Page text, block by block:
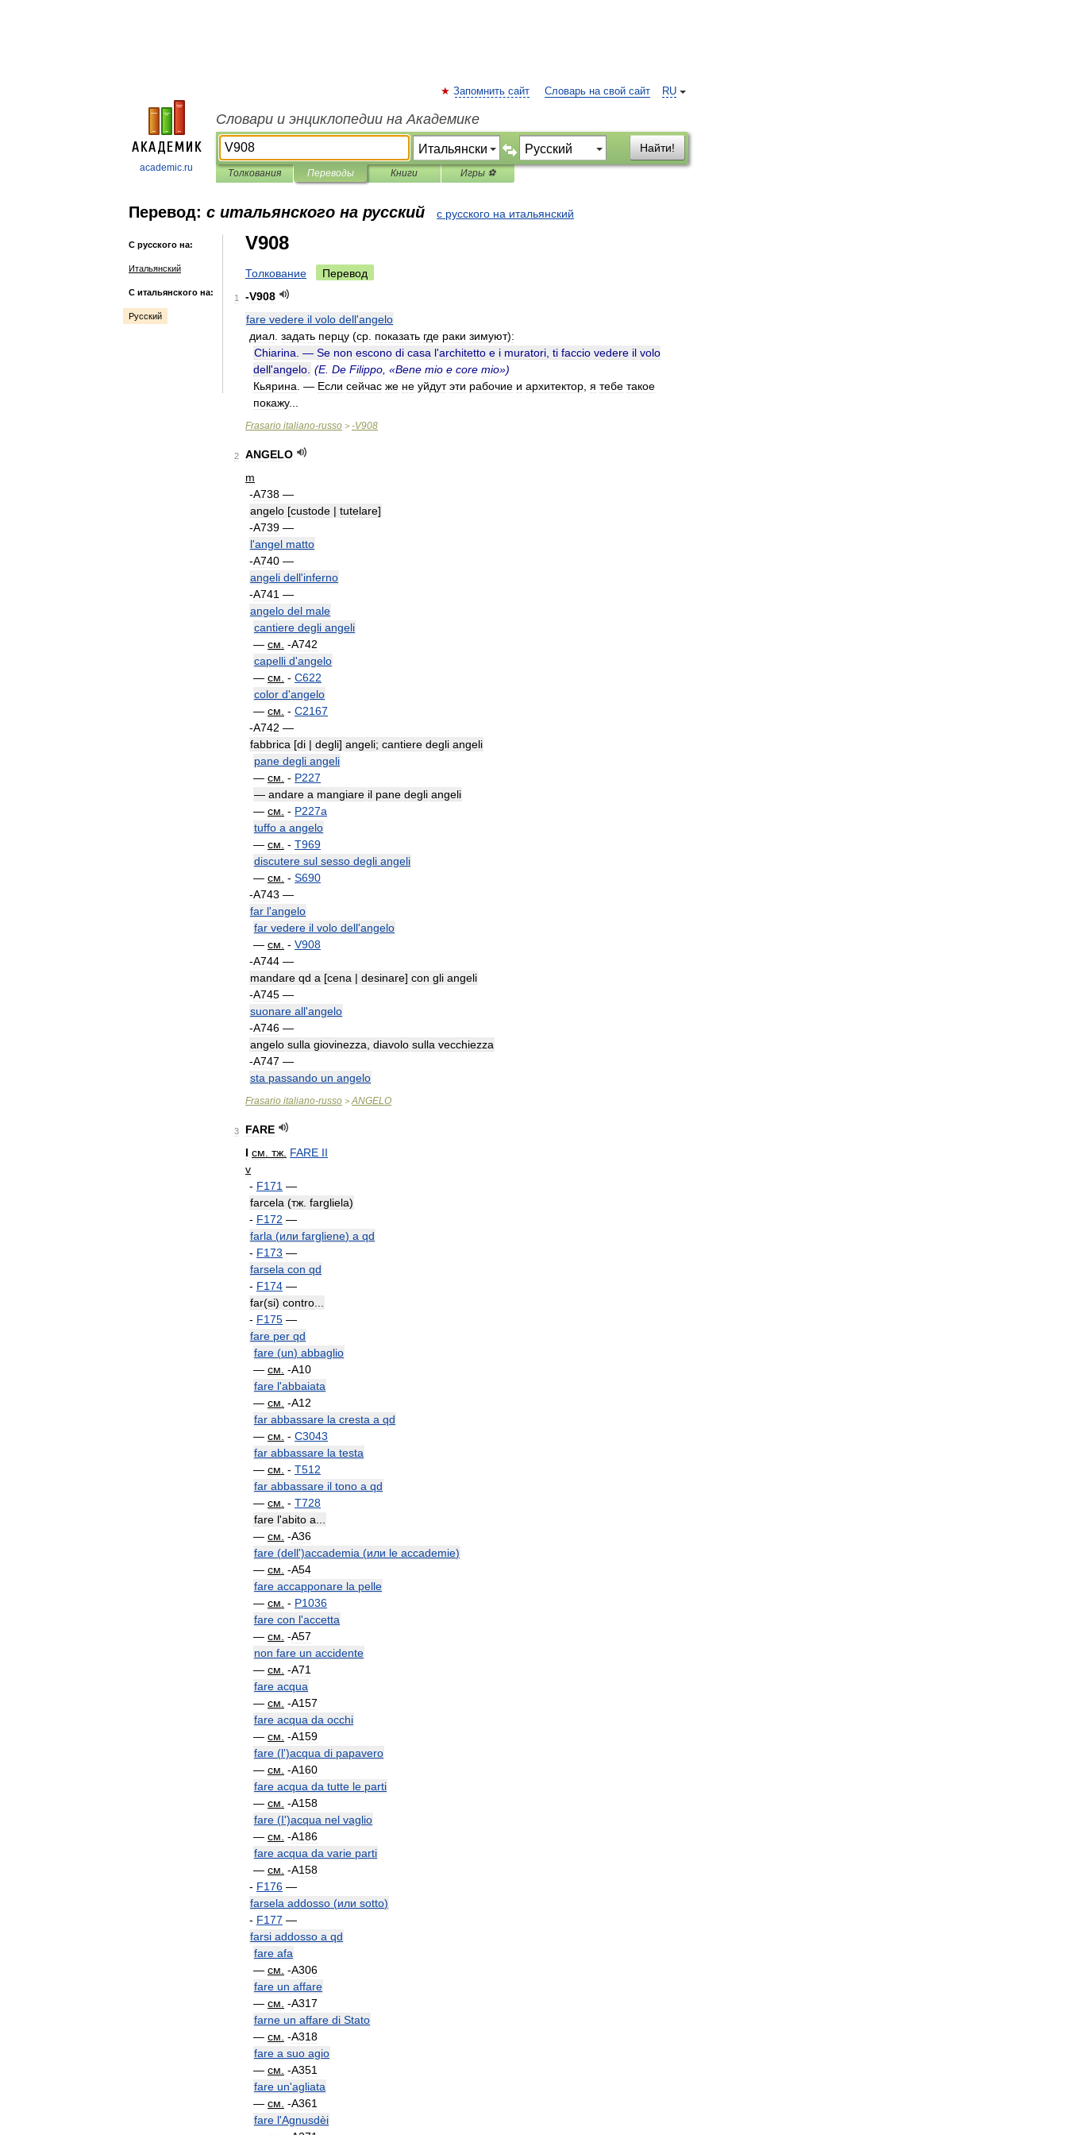
academic.ru
RU
Запомнить сайт Словарь на свой сайт
Словари и энциклопедии на Академике
Найти!
Толкования Переводы Книги Игры ⚽
Перевод: с итальянского на русский с русского на итальянский
С русского на:
Итальянский
С итальянского на:
Русский
V908
Толкование Перевод
1 -V908
fare vedere il volo dell'angelo
диал задать перцу (ср показать где раки зимуют):
Chiarina . — Se non escono di casa l'architetto e i muratori ti faccio vedere il volo
dell'angelo (E. De Filippo , «Bene mio e core mio»)
Кьярина . — Если сейчас же не уйдут эти рабочие и архитектор я тебе такое
покажу...
Frasario italiano-russo > -V908
2
ANGELO
m
-A738 —
angelo [custode | tutelare]
-A739 —
l'angel matto
-A740 —
angeli dell'inferno
-A741 —
angelo del male
cantiere degli angeli
— см -A742
capelli d'angelo
— см - C622
color d'angelo
— см - C2167
-A742 —
fabbrica [di | degli] angeli; cantiere degli angeli
pane degli angeli
— см - P227
— andare a mangiare il pane degli angeli
— см - P227a
tuffo a angelo
— см - T969
discutere sul sesso degli angeli
— см - S690
-A743 —
far l'angelo
far vedere il volo dell'angelo
— см - V908
-A744 —
mandare qd a [cena | desinare] con gli angeli
-A745 —
suonare all'angelo
-A746 —
angelo sulla giovinezza diavolo sulla vecchiezza
-A747 —
sta passando un angelo
Frasario italiano-russo > ANGELO
3
FARE
I см тж FARE II
v
- F171 —
farcela (тж fargliela)
- F172 —
farla (или fargliene) a qd
- F173 —
farsela con qd
- F174 —
far(si) contro
- F175 —
fare per qd
fare (un) abbaglio
— см -A10
fare l'abbaiata
— см -A12
far abbassare la cresta a qd
— см - C3043
far abbassare la testa
— см - T512
far abbassare il tono a qd
— см - T728
fare l'abito a
— см -A36
fare (dell')accademia (или le accademie)
— см -A54
fare accapponare la pelle
— см - P1036
fare con l'accetta
— см -A57
non fare un accidente
— см -A71
fare acqua
— см -A157
fare acqua da occhi
— см -A159
fare (l')acqua di papavero
— см -A160
fare acqua da tutte le parti
— см -A158
fare (I')acqua nel vaglio
— см -A186
fare acqua da varie parti
— см -A158
- F176 —
farsela addosso (или sotto)
- F177 —
farsi addosso a qd
fare afa
— см -A306
fare un affare
— см -A317
farne un affare di Stato
— см -A318
fare a suo agio
— см -A351
fare un'agliata
— см -A361
fare l'Agnusdèi